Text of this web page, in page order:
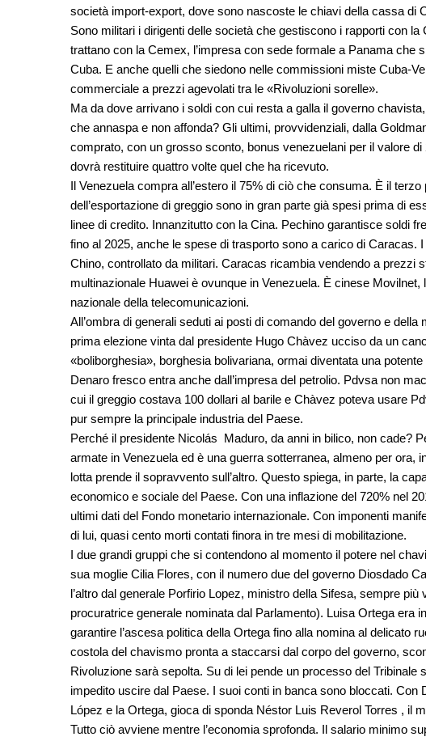
società import-export, dove sono nascoste le chiavi della cassa di
Sono militari i dirigenti delle società che gestiscono i rapporti con
trattano con la Cemex, l’impresa con sede formale a Panama che
Cuba. E anche quelli che siedono nelle commissioni miste Cuba-
commerciale a prezzi agevolati tra le «Rivoluzioni sorelle».
Ma da dove arrivano i soldi con cui resta a galla il governo
che annaspa e non affonda? Gli ultimi, provvidenziali, dalla
comprato, con un grosso sconto, bonus venezuelani per il valore
dovrà restituire quattro volte quel che ha ricevuto.
Il Venezuela compra all’estero il 75% di ciò che consuma. È il
dell’esportazione di greggio sono in gran parte già spesi prima di
linee di credito. Innanzitutto con la Cina. Pechino garantisce soldi
fino al 2025, anche le spese di trasporto sono a carico di Caracas.
Chino, controllato da militari. Caracas ricambia vendendo a prezzi
multinazionale Huawei è ovunque in Venezuela. È cinese
nazionale della telecomunicazioni.
All’ombra di generali seduti ai posti di comando del governo e
prima elezione vinta dal presidente Hugo Chàvez ucciso da un
«boliborghesia», borghesia bolivariana, ormai diventata una
Denaro fresco entra anche dall’impresa del petrolio. Pdvsa non
cui il greggio costava 100 dollari al barile e Chàvez poteva usare
pur sempre la principale industria del Paese.
Perché il presidente Nicolás Maduro, da anni in bilico, non cade?
armate in Venezuela ed è una guerra sotterranea, almeno per ora,
lotta prende il sopravvento sull’altro. Questo spiega, in parte, la
economico e sociale del Paese. Con una inflazione del 720% nel
ultimi dati del Fondo monetario internazionale. Con imponenti
di lui, quasi cento morti contati finora in tre mesi di mobilitazione.
I due grandi gruppi che si contendono al momento il potere nel
sua moglie Cilia Flores, con il numero due del governo Diosdado
l’altro dal generale Porfirio Lopez, ministro della Sifesa, sempre
procuratrice generale nominata dal Parlamento). Luisa Ortega era
garantire l’ascesa politica della Ortega fino alla nomina al delicato
costola del chavismo pronta a staccarsi dal corpo del governo,
Rivoluzione sarà sepolta. Su di lei pende un processo del
impedito uscire dal Paese. I suoi conti in banca sono bloccati.
López e la Ortega, gioca di sponda Néstor Luis Reverol Torres , il
Tutto ciò avviene mentre l’economia sprofonda. Il salario minimo